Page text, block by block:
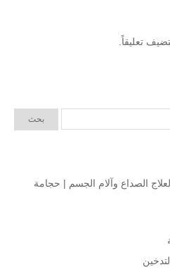
تعليقاً.
الصداع وآلام الجسم | حجامة